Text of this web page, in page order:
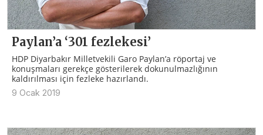
Paylan’a ‘301 fezlekesi’
HDP Diyarbakır Milletvekili Garo Paylan’a röportaj ve
konuşmaları gerekçe gösterilerek dokunulmazlığının
kaldırılması için fezleke hazırlandı.
9 Ocak 2019